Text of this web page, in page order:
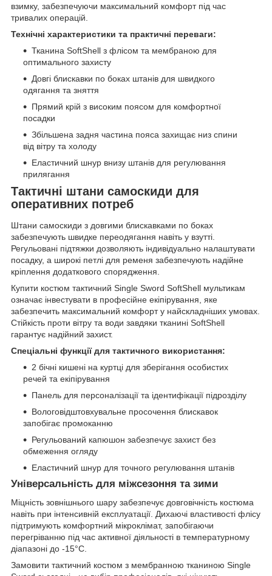
взимку, забезпечуючи максимальний комфорт під час
тривалих операцій.
Технічні характеристики та практичні переваги:
Тканина SoftShell з флісом та мембраною для
оптимального захисту
Довгі блискавки по боках штанів для швидкого
одягання та зняття
Прямий крій з високим поясом для комфортної
посадки
Збільшена задня частина пояса захищає низ спини
від вітру та холоду
Еластичний шнур внизу штанів для регулювання
прилягання
Тактичні штани самоскиди для
оперативних потреб
Штани самоскиди з довгими блискавками по боках
забезпечують швидке переодягання навіть у взутті.
Регульовані підтяжки дозволяють індивідуально налаштувати
посадку, а широкі петлі для ременя забезпечують надійне
кріплення додаткового спорядження.
Купити костюм тактичний Single Sword SoftShell мультикам
означає інвестувати в професійне екіпірування, яке
забезпечить максимальний комфорт у найскладніших умовах.
Стійкість проти вітру та води завдяки тканині SoftShell
гарантує надійний захист.
Спеціальні функції для тактичного використання:
2 бічні кишені на куртці для зберігання особистих
речей та екіпірування
Панель для персоналізації та ідентифікації підрозділу
Вологовідштовхувальне просочення блискавок
запобігає промоканню
Регульований капюшон забезпечує захист без
обмеження огляду
Еластичний шнур для точного регулювання штанів
Універсальність для міжсезоння та зими
Міцність зовнішнього шару забезпечує довговічність костюма
навіть при інтенсивній експлуатації. Дихаючі властивості флісу
підтримують комфортний мікроклімат, запобігаючи
перегріванню під час активної діяльності в температурному
діапазоні до -15°C.
Замовити тактичний костюм з мембранною тканиною Single